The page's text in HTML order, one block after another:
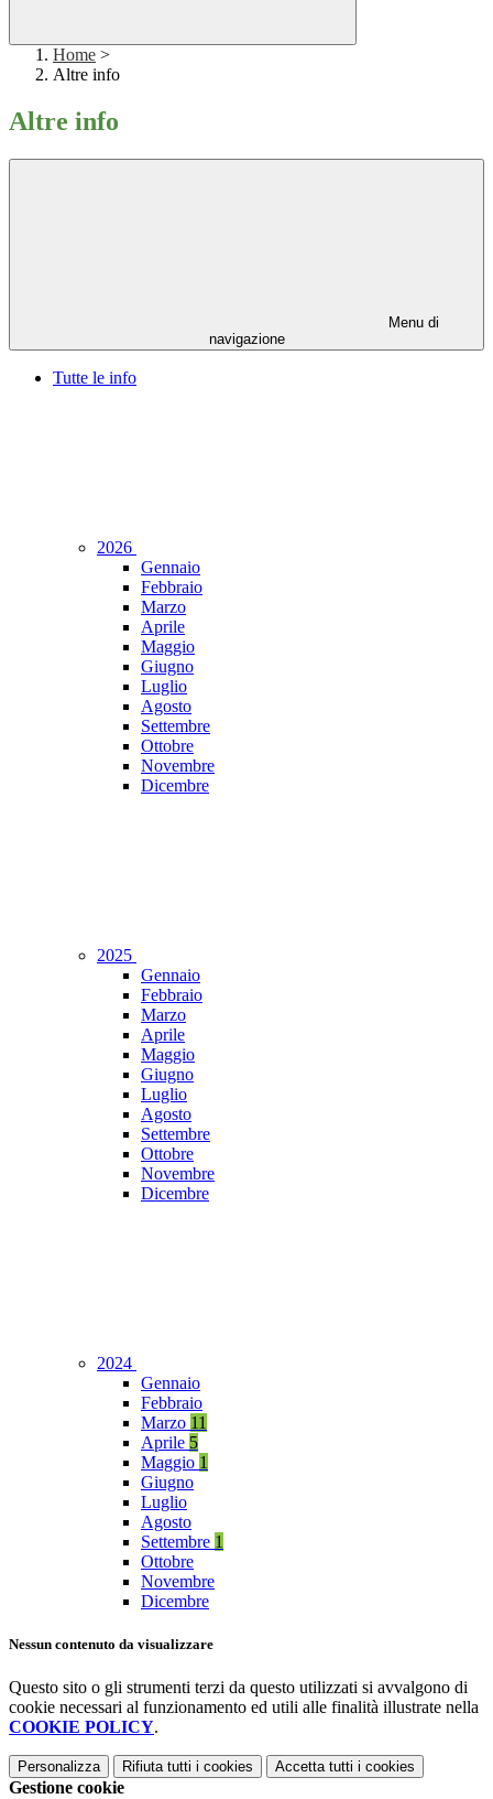
Home >
Altre info
Altre info
Menu di
navigazione
Tutte le info
2026
Gennaio
Febbraio
Marzo
Aprile
Maggio
Giugno
Luglio
Agosto
Settembre
Ottobre
Novembre
Dicembre
2025
Gennaio
Febbraio
Marzo
Aprile
Maggio
Giugno
Luglio
Agosto
Settembre
Ottobre
Novembre
Dicembre
2024
Gennaio
Febbraio
Marzo 11
Aprile 5
Maggio 1
Giugno
Luglio
Agosto
Settembre 1
Ottobre
Novembre
Dicembre
Nessun contenuto da visualizzare
Questo sito o gli strumenti terzi da questo utilizzati si avvalgono di
cookie necessari al funzionamento ed utili alle finalità illustrate nella
COOKIE POLICY.
Personalizza Rifiuta tutti i cookies Accetta tutti i cookies
Gestione cookie